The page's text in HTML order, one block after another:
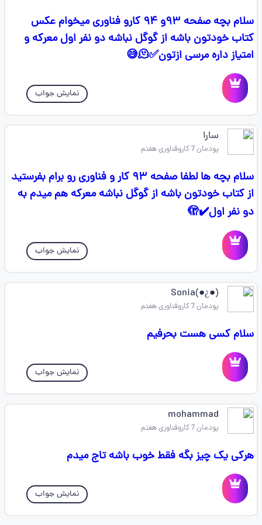
سلام بچه صفحه ۹۳و ۹۴ کارو فناوری میخوام عکس
کتاب خودتون باشه از گوگل نباشه دو نفر اول معرکه و
امتیاز داره مرسی ازتون✅🫠😅
نمایش جواب
سارا
پودمان 7 کاروفناوری هفتم
سلام بچه ها لطفا صفحه ۹۳ کار و فناوری رو برام بفرستید
از کتاب خودتون باشه از گوگل نباشه معرکه هم میدم به
دو نفر اول✔️🫣
نمایش جواب
(●¿●)Sonia
پودمان 7 کاروفناوری هفتم
سلام کسی هست بحرفیم
نمایش جواب
mohammad
پودمان 7 کاروفناوری هفتم
هرکی یک چیز بگه فقط خوب باشه تاج میدم
نمایش جواب